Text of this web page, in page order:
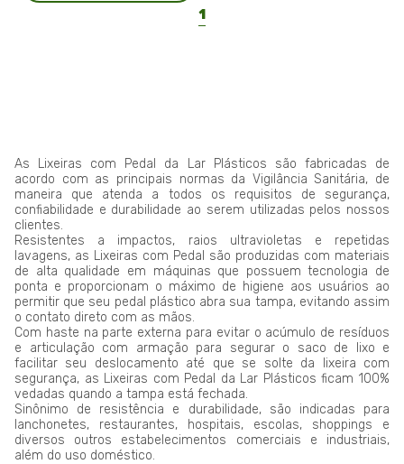
1
As Lixeiras com Pedal da Lar Plásticos são fabricadas de
acordo com as principais normas da Vigilância Sanitária, de
maneira que atenda a todos os requisitos de segurança,
confiabilidade e durabilidade ao serem utilizadas pelos nossos
clientes.
Resistentes a impactos, raios ultravioletas e repetidas
lavagens, as Lixeiras com Pedal são produzidas com materiais
de alta qualidade em máquinas que possuem tecnologia de
ponta e proporcionam o máximo de higiene aos usuários ao
permitir que seu pedal plástico abra sua tampa, evitando assim
o contato direto com as mãos.
Com haste na parte externa para evitar o acúmulo de resíduos
e articulação com armação para segurar o saco de lixo e
facilitar seu deslocamento até que se solte da lixeira com
segurança, as Lixeiras com Pedal da Lar Plásticos ficam 100%
vedadas quando a tampa está fechada.
Sinônimo de resistência e durabilidade, são indicadas para
lanchonetes, restaurantes, hospitais, escolas, shoppings e
diversos outros estabelecimentos comerciais e industriais,
além do uso doméstico.